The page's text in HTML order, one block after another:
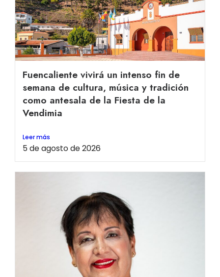
Fuencaliente vivirá un intenso fin de
semana de cultura, música y tradición
como antesala de la Fiesta de la
Vendimia
Leer más
5 de agosto de 2026